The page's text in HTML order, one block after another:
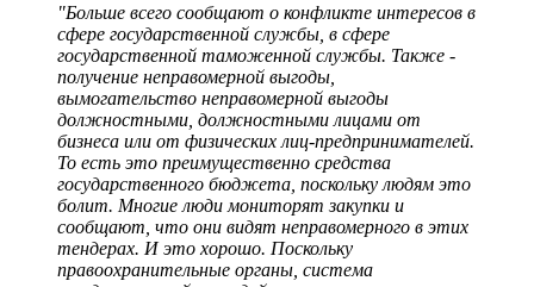
"Больше всего сообщают о конфликте интересов в
сфере государственной службы, в сфере
государственной таможенной службы. Также -
получение неправомерной выгоды,
вымогательство неправомерной выгоды
должностными, должностными лицами от
бизнеса или от физических лиц-предпринимателей.
То есть это преимущественно средства
государственного бюджета, поскольку людям это
болит. Многие люди мониторят закупки и
сообщают, что они видят неправомерного в этих
тендерах. И это хорошо. Поскольку
правоохранительные органы, система